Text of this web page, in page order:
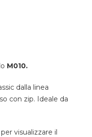
M010.
dalla linea
con zip. Ideale da
visualizzare il